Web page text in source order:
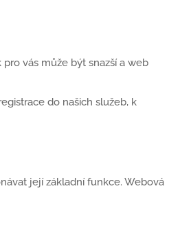
vás může být snazší a web
do našich služeb, k
její základní funkce. Webová